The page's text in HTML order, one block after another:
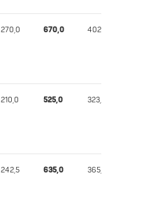
270,0 670,0 402,94
210,0 525,0 323,72
242,5 635,0 365,44